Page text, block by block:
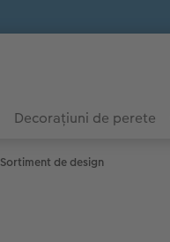
Decorațiuni de perete
Sortiment de design